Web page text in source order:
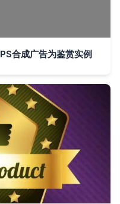
合成广告为鉴赏实例